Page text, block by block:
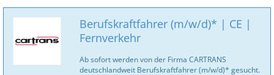
Berufskraftfahrer (m/w/d)* | CE |
Fernverkehr
Ab sofort werden von der Firma CARTRANS
deutschlandweit Berufskraftfahrer (m/w/d)* gesucht.